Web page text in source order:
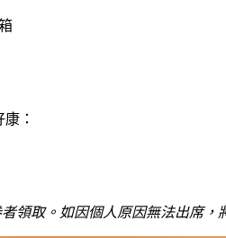
：
領取。如因個人原因無法出席，